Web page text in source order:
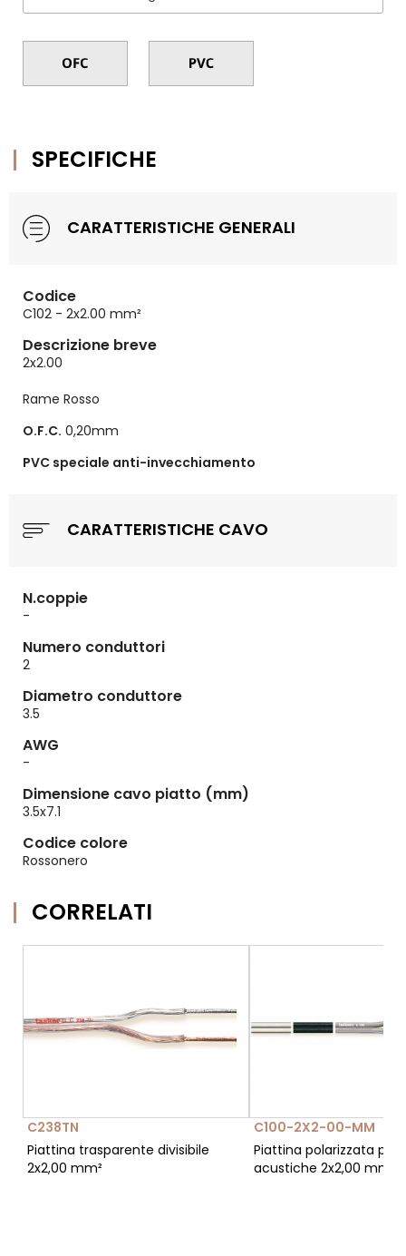
SPECIFICHE
CARATTERISTICHE GENERALI
Codice
C102 - 2x2.00 mm²
Descrizione breve
2x2.00
Rame Rosso
O.F.C. 0,20mm
PVC speciale anti-invecchiamento
CARATTERISTICHE CAVO
N.coppie
-
Numero conduttori
2
Diametro conduttore
3.5
AWG
-
Dimensione cavo piatto (mm)
3.5x7.1
Codice colore
Rossonero
CORRELATI
C238TN
Piattina trasparente divisibile
2x2,00 mm²
C100-2X2-00-MM
Piattina polarizzata per
acustiche 2x2,00 mm²